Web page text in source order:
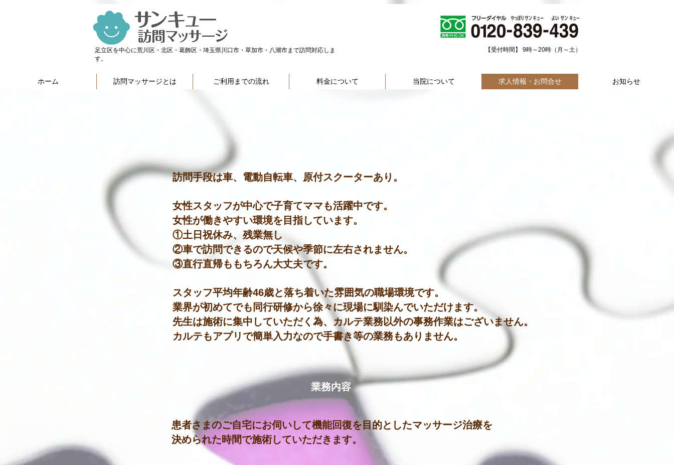
足立区を中心に荒川区・北区・葛飾区・埼玉県川口市・草加市・八潮市まで訪問対応しま
す。
​【受付時間】 9時～20時（月～土）
ホーム 訪問マッサージとは ご利用までの流れ 料金について 当院について 求人情報・お問合せ お知らせ
訪問手段は車、電動自転車、原付スクーターあり。
女性スタッフが中心で子育てママも活躍中です。
女性が働きやすい環境を目指しています。
①土日祝休み、残業無し
②車で訪問できるので天候や季節に左右されません。
③直行直帰ももちろん大丈夫です。
スタッフ平均年齢46歳と落ち着いた雰囲気の職場環境です。
業界が初めてでも同行研修から徐々に現場に馴染んでいただけます。
先生は施術に集中していただく為、カルテ業務以外の事務作業はございません。
カルテもアプリで簡単入力なので手書き等の業務もありません。
業務内容
患者さまのご自宅にお伺いして機能回復を目的としたマッサージ治療を
決められた時間で施術していただきます。